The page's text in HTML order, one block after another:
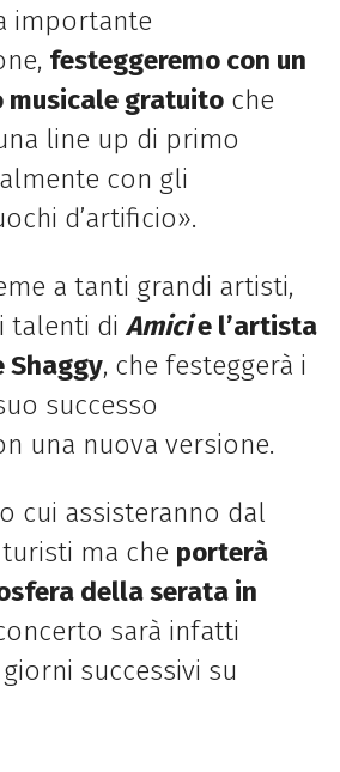
importante
festeggeremo con un
musicale gratuitoche
line up di primo
con gli
d’artificio».
a tanti grandi artisti,
talenti di Amicie l’artista
Shaggy, che festeggerà i
successo
una nuova versione.
cui assisteranno dal
ma che porterà
della serata in
sarà infatti
successivi su